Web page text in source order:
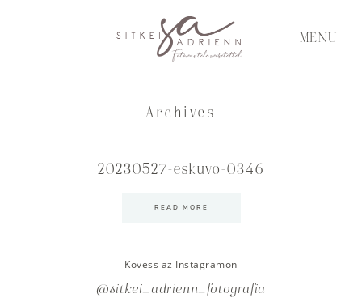
MENU
Archives
20230527-eskuvo-0346
READ MORE
Kövess az Instagramon
@sitkei_adrienn_fotografia